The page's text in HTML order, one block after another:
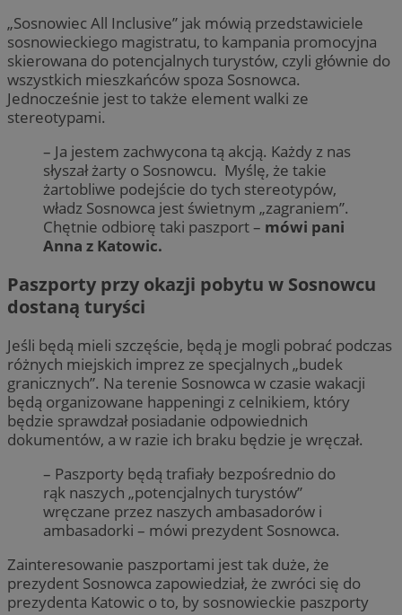
„Sosnowiec All Inclusive” jak mówią przedstawiciele
sosnowieckiego magistratu, to kampania promocyjna
skierowana do potencjalnych turystów, czyli głównie do
wszystkich mieszkańców spoza Sosnowca.
Jednocześnie jest to także element walki ze
stereotypami.
– Ja jestem zachwycona tą akcją. Każdy z nas
słyszał żarty o Sosnowcu. Myślę, że takie
żartobliwe podejście do tych stereotypów,
władz Sosnowca jest świetnym „zagraniem”.
Chętnie odbiorę taki paszport – mówi pani
Anna z Katowic.
Paszporty przy okazji pobytu w Sosnowcu
dostaną turyści
Jeśli będą mieli szczęście, będą je mogli pobrać podczas
różnych miejskich imprez ze specjalnych „budek
granicznych”. Na terenie Sosnowca w czasie wakacji
będą organizowane happeningi z celnikiem, który
będzie sprawdzał posiadanie odpowiednich
dokumentów, a w razie ich braku będzie je wręczał.
– Paszporty będą trafiały bezpośrednio do
rąk naszych „potencjalnych turystów”
wręczane przez naszych ambasadorów i
ambasadorki – mówi prezydent Sosnowca.
Zainteresowanie paszportami jest tak duże, że
prezydent Sosnowca zapowiedział, że zwróci się do
prezydenta Katowic o to, by sosnowieckie paszporty